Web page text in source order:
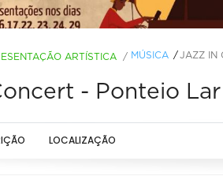
ARTÍSTICA / MÚSICA JAZZ IN
- Ponteio
LOCALIZAÇÃO